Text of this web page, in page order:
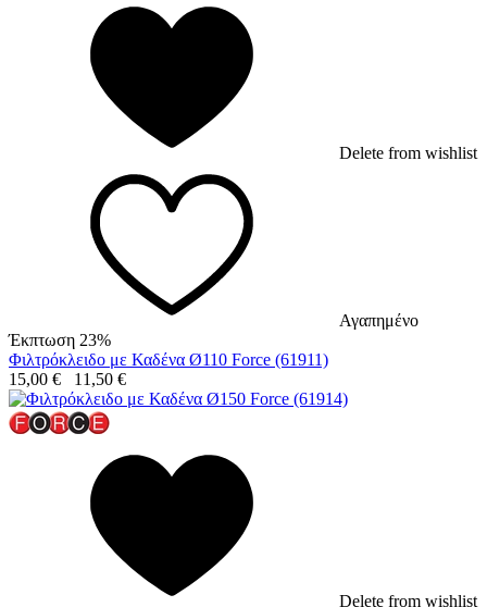
Delete from wishlist
Αγαπημένο
Έκπτωση 23%
Φιλτρόκλειδο με Καδένα Ø110 Force (61911)
15,00 € 11,50 €
Delete from wishlist